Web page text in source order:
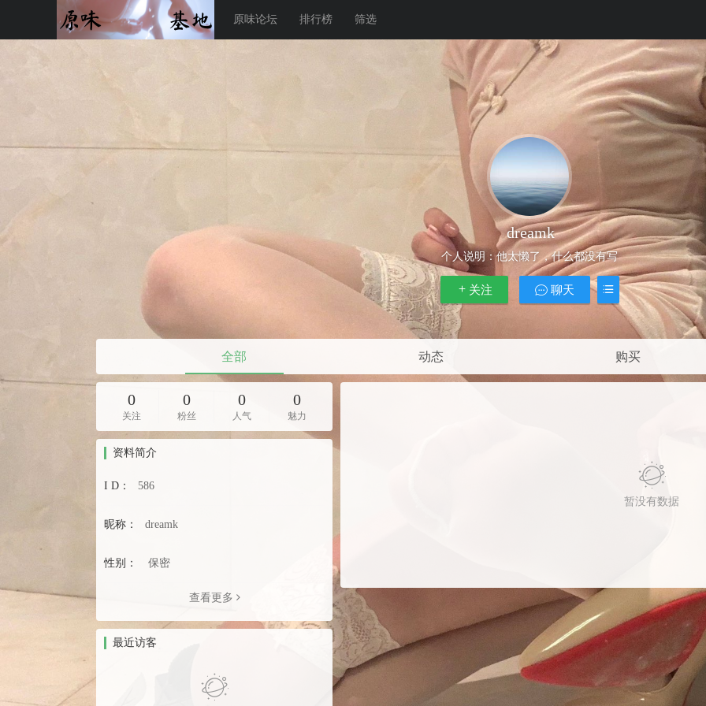
原味论坛 排行榜 筛选
dreamk
个人说明：他太懒了，什么都没有写
关注 聊天
全部 动态 购买
0
关注
0
粉丝
0
人气
0
魅力
资料简介
I D： 586
昵称： dreamk
性别： 保密
查看更多
最近访客
暂没有数据